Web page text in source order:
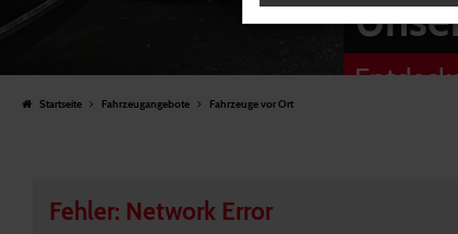
Startseite Fahrzeugangebote Fahrzeuge vor Ort
Fehler: Network Error